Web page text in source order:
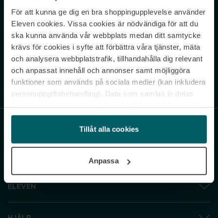
För att kunna ge dig en bra shoppingupplevelse använder
Eleven cookies. Vissa cookies är nödvändiga för att du
ska kunna använda vår webbplats medan ditt samtycke
krävs för cookies i syfte att förbättra våra tjänster, mäta
och analysera webbplatstrafik, tillhandahålla dig relevant
och anpassat innehåll och annonser samt möjliggöra
funktioner som används på sociala medier (kan inkludera
personuppgiftsbehandling). Data som samlas in delas
och gå vidare” accepterar du samtliga cookies medan du
under ”Inställningar” kan anpassa användningen av
cookies. Du kan återkalla ditt samtycke när som helst.
Tillåt alla cookies
Anpassa
Never miss a beat.
Sign up to our newsletter.
Genom att prenumerera accepterar du vår Integritetspolicy. Avprenumerera
ELEVEN